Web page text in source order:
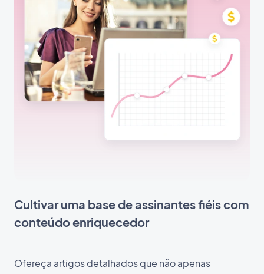
Cultivar uma base de assinantes fiéis com
conteúdo enriquecedor
Ofereça artigos detalhados que não apenas